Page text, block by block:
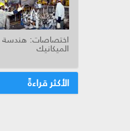
اختصاصات: هندسة
الميكانيك
الأكثر قراءةً